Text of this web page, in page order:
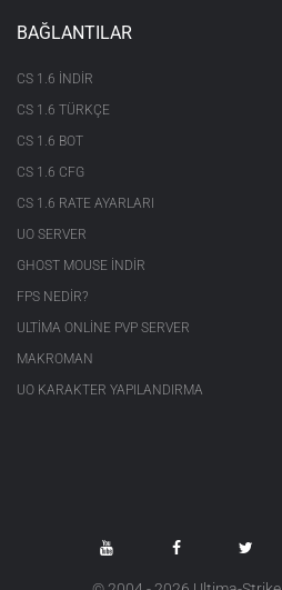
BAĞLANTILAR
CS 1.6 INDIR
CS 1.6 TÜRKÇE
CS 1.6 BOT
CS 1.6 CFG
CS 1.6 RATE AYARLARI
UO SERVER
GHOST MOUSE INDIR
FPS NEDIR?
ULTIMA ONLINE PVP SERVER
MAKROMAN
UO KARAKTER YAPILANDIRMA